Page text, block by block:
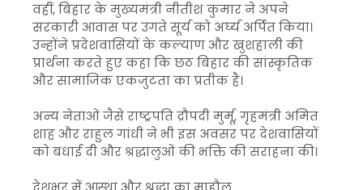
वहीं, बिहार के मुख्यमंत्री नीतीश कुमार ने अपने
सरकारी आवास पर उगते सूर्य को अर्घ्य अर्पित किया।
उन्होंने प्रदेशवासियों के कल्याण और खुशहाली की
प्रार्थना करते हुए कहा कि छठ बिहार की सांस्कृतिक
और सामाजिक एकजुटता का प्रतीक है।
अन्य नेताओं जैसे राष्ट्रपति द्रौपदी मुर्मू, गृहमंत्री अमित
शाह और राहुल गांधी ने भी इस अवसर पर देशवासियों
को बधाई दी और श्रद्धालुओं की भक्ति की सराहना की।